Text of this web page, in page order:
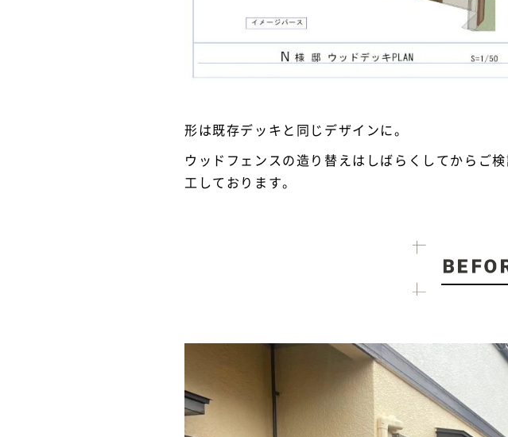
形は既存デッキと同じデザインに。
ウッドフェンスの造り替えはしばらくしてからご
工しております。